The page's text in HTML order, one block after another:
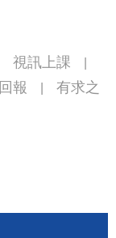
視訊上課
回報
有求之